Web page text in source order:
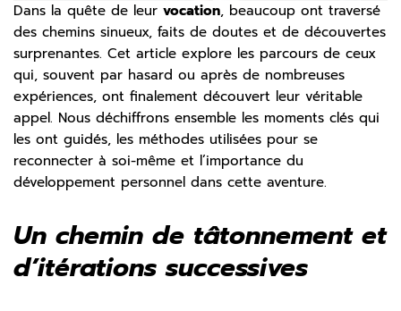
Dans la quête de leur vocation, beaucoup ont traversé
des chemins sinueux, faits de doutes et de découvertes
surprenantes. Cet article explore les parcours de ceux
qui, souvent par hasard ou après de nombreuses
expériences, ont finalement découvert leur véritable
appel. Nous déchiffrons ensemble les moments clés qui
les ont guidés, les méthodes utilisées pour se
reconnecter à soi-même et l’importance du
développement personnel dans cette aventure.
Un chemin de tâtonnement et
d’itérations successives